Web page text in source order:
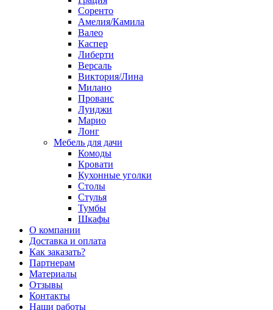
Соренто
Амелия/Камила
Валео
Каспер
Либерти
Версаль
Виктория/Лина
Милано
Прованс
Луиджи
Марио
Лонг
Мебель для дачи
Комоды
Кровати
Кухонные уголки
Столы
Стулья
Тумбы
Шкафы
О компании
Доставка и оплата
Как заказать?
Партнерам
Материалы
Отзывы
Контакты
Наши работы